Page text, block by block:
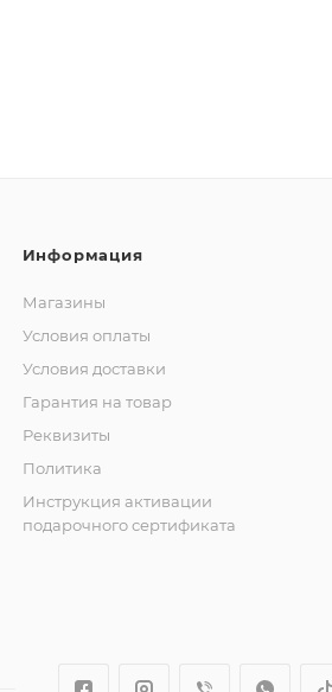
Информация
Магазины
Условия оплаты
Условия доставки
Гарантия на товар
Реквизиты
Политика
Инструкция активации
подарочного сертификата